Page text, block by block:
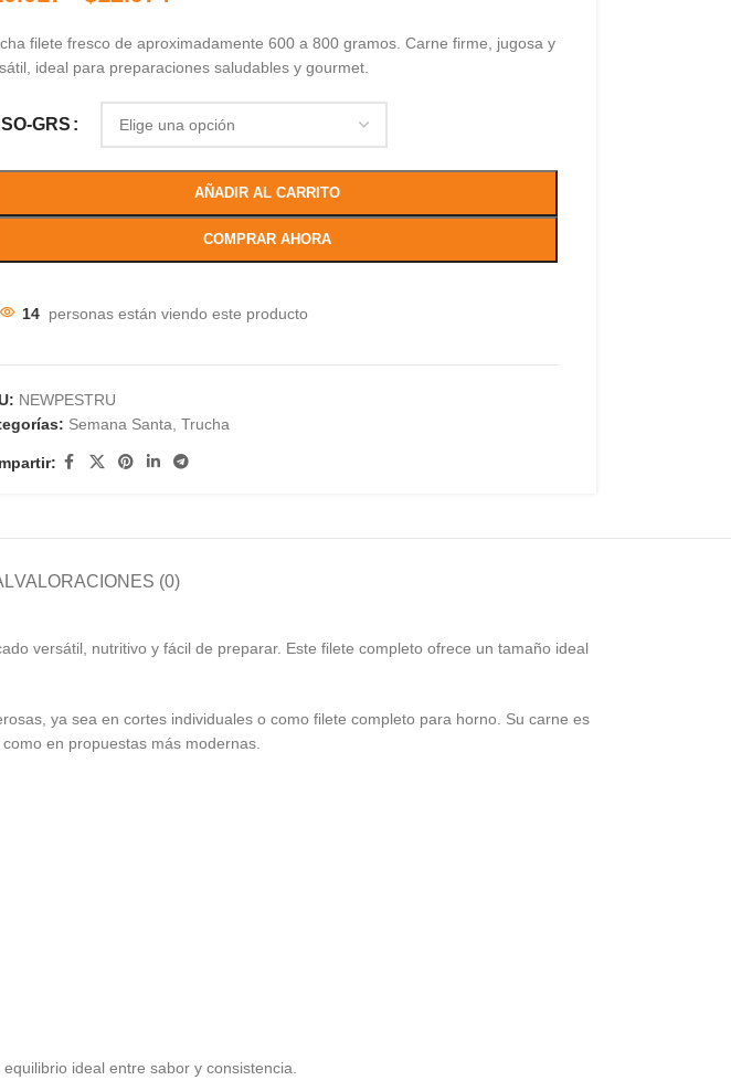
filete fresco de aproximadamente 600 a 800 gramos. Carne firme, jugosa y
ideal para preparaciones saludables y gourmet.
GRS
AÑADIR AL CARRITO
COMPRAR AHORA
14 personas están viendo este producto
NEWPESTRU
Semana Santa Trucha
VALORACIONES (0)
versátil, nutritivo y fácil de preparar. Este filete completo ofrece un tamaño ideal
ya sea en cortes individuales o como filete completo para horno. Su carne es
en propuestas más modernas.
ideal entre sabor y consistencia.